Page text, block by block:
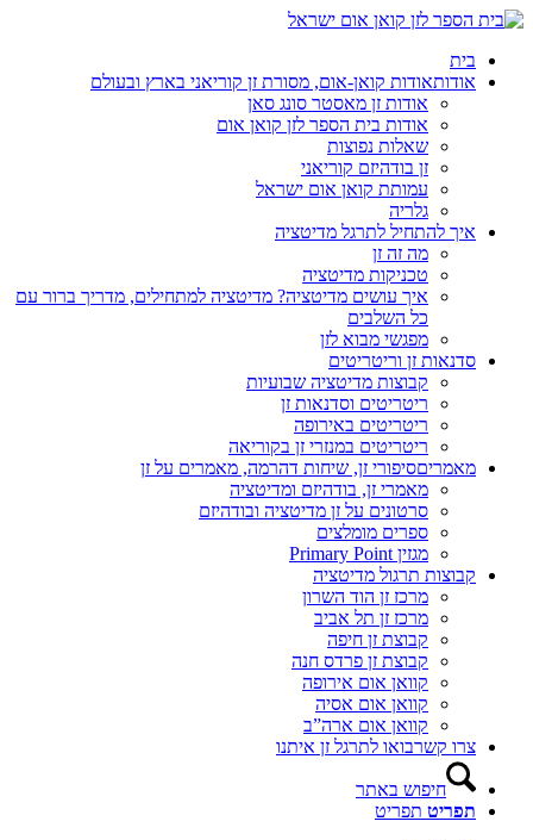
בית
אודותאודות קואן-אום, מסורת זן קוריאני בארץ ובעולם
אודות זן מאסטר סונג סאן
אודות בית הספר לזן קואן אום
שאלות נפוצות
זן בודהיזם קוריאני
עמותת קואן אום ישראל
גלריה
איך להתחיל לתרגל מדיטציה
מה זה זן
טכניקות מדיטציה
איך עושים מדיטציה? מדיטציה למתחילים, מדריך ברור עם
כל השלבים
מפגשי מבוא לזן
סדנאות זן וריטריטים
קבוצות מדיטציה שבועיות
ריטריטים וסדנאות זן
ריטריטים באירופה
ריטריטים במנזרי זן בקוריאה
מאמריםסיפורי זן, שיחות דהרמה, מאמרים על זן
מאמרי זן, בודהיזם ומדיטציה
סרטונים על זן מדיטציה ובודהיזם
ספרים מומלצים
מגזין Primary Point
קבוצות תרגול מדיטציה
מרכז זן הוד השרון
מרכז זן תל אביב
קבוצת זן חיפה
קבוצת זן פרדס חנה
קוואן אום אירופה
קוואן אום אסיה
קוואן אום ארה”ב
צרו קשרבואו לתרגל זן איתנו
חיפוש באתר
תפריט תפריט